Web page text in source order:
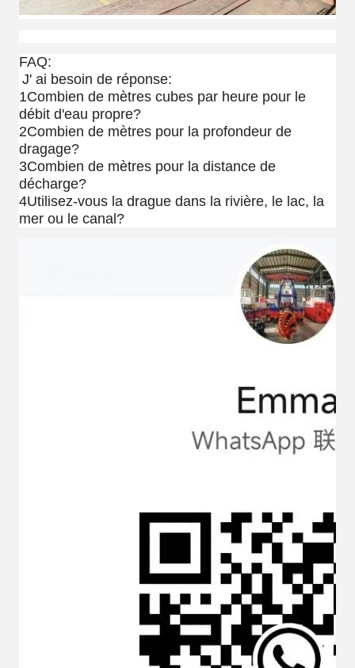
FAQ:
J' ai besoin de réponse:
1Combien de mètres cubes par heure pour le
débit d'eau propre?
2Combien de mètres pour la profondeur de
dragage?
3Combien de mètres pour la distance de
décharge?
4Utilisez-vous la drague dans la rivière, le lac, la
mer ou le canal?